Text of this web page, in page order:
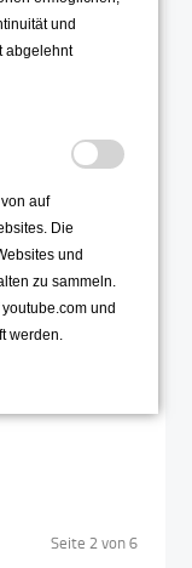
Seite 2 von 6
und
abgelehnt
auf
Die
und
zu sammeln.
und
werden.